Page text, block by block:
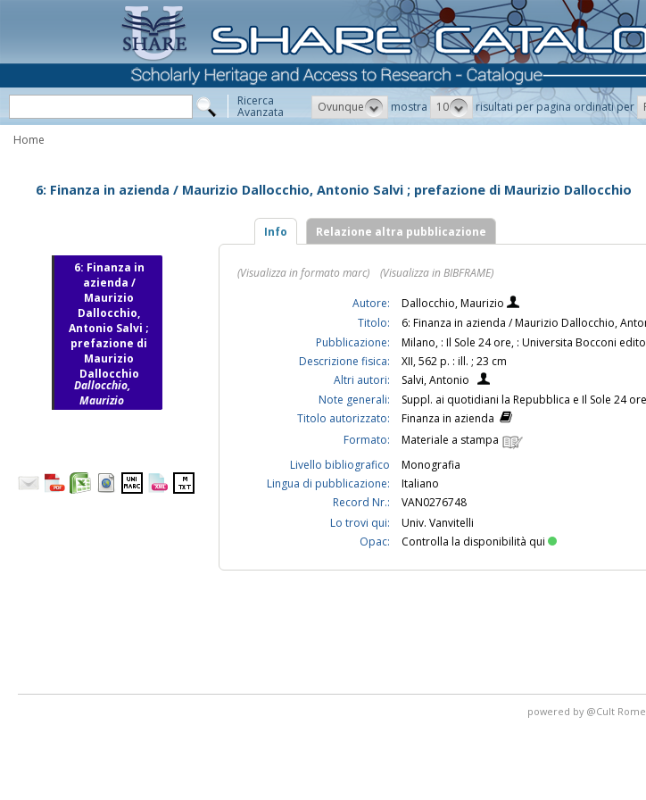
Ricerca
Avanzata Ovunque mostra 10 risultati per pagina ordinati per
Home
6: Finanza in azienda / Maurizio Dallocchio, Antonio Salvi ; prefazione di Maurizio Dallocchio
6: Finanza in
azienda /
Maurizio
Dallocchio,
Antonio Salvi ;
prefazione di
Maurizio
Dallocchio
Dallocchio,
Maurizio
Info Relazione altra pubblicazione
(Visualizza in formato marc)
(Visualizza in BIBFRAME)
Autore:
Dallocchio, Maurizio
Titolo:
6: Finanza in azienda / Maurizio Dallocchio,
Pubblicazione:
Milano, : Il Sole 24 ore, : Universita Bocconi
Descrizione fisica:
XII, 562 p. : ill. ; 23 cm
Altri autori:
Salvi, Antonio
Note generali:
Suppl. ai quotidiani la Repubblica e Il Sole 24 ore
Titolo autorizzato:
Finanza in azienda
Formato:
Materiale a stampa
Livello bibliografico
Monografia
Lingua di pubblicazione:
Italiano
Record Nr.:
VAN0276748
Lo trovi qui:
Univ. Vanvitelli
Opac:
Controlla la disponibilità qui
powered by @Cult